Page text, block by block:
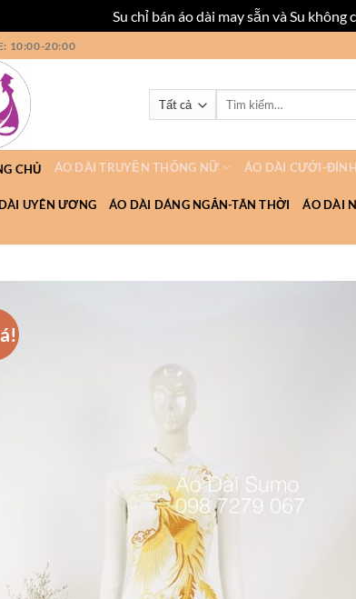
Su chỉ bán áo dài may sẵn và Su
10:00-20:00
Tìm
CHỦ ÁO DÀI TRUYỀN THỐNG NỮ ÁO DÀI CƯỚI-
UYÊN ƯƠNG ÁO DÀI DÁNG NGẮN-TÂN THỜI ÁO DÀI